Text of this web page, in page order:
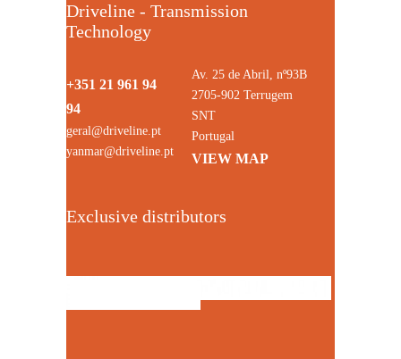
Driveline - Transmission
Technology
+351 21 961 94
94
geral@driveline.pt
yanmar@driveline.pt
Av. 25 de Abril, nº93B
2705-902 Terrugem
SNT
Portugal
VIEW MAP
Exclusive distributors